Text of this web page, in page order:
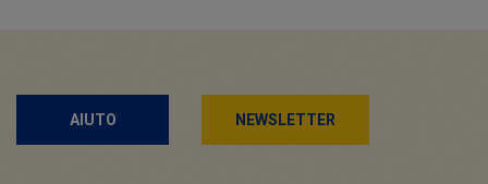
AIUTO NEWSLETTER